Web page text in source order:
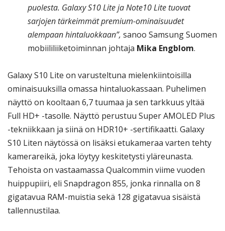
puolesta. Galaxy S10 Lite ja Note10 Lite tuovat
sarjojen tärkeimmät premium-ominaisuudet
alempaan hintaluokkaan”, sanoo Samsung Suomen
mobiililiiketoiminnan johtaja Mika Engblom.
Galaxy S10 Lite on varusteltuna mielenkiintoisilla
ominaisuuksilla omassa hintaluokassaan. Puhelimen
näyttö on kooltaan 6,7 tuumaa ja sen tarkkuus yltää
Full HD+ -tasolle. Näyttö perustuu Super AMOLED Plus
-tekniikkaan ja siinä on HDR10+ -sertifikaatti. Galaxy
S10 Liten näytössä on lisäksi etukameraa varten tehty
kamerareikä, joka löytyy keskitetysti yläreunasta.
Tehoista on vastaamassa Qualcommin viime vuoden
huippupiiri, eli Snapdragon 855, jonka rinnalla on 8
gigatavua RAM-muistia sekä 128 gigatavua sisäistä
tallennustilaa.